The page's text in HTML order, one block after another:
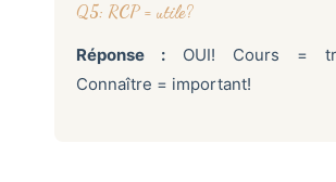
Q5: RCP = utile?
Réponse : OUI! Cours =
Connaître = important!